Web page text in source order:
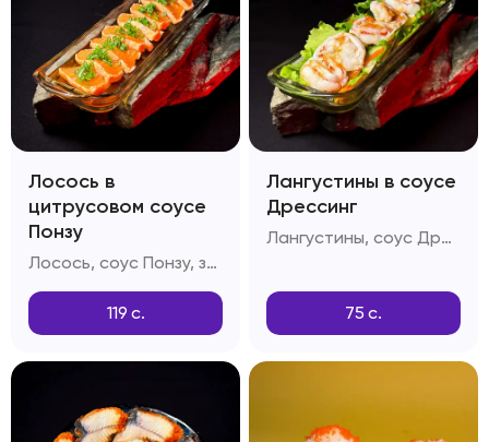
Лосось в
цитрусовом соусе
Понзу
Лосось, соус Понзу, зелень, дайкон
119 с.
Лангустины в соусе
Дрессинг
Лангустины, соус Дрессинг, салатный лист
75 с.